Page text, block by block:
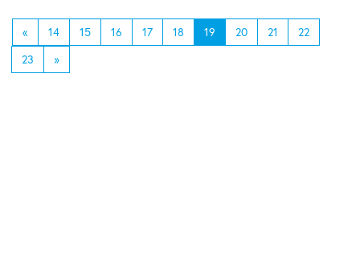
« 14 15 16 17 18 19 20 21
22
23
»